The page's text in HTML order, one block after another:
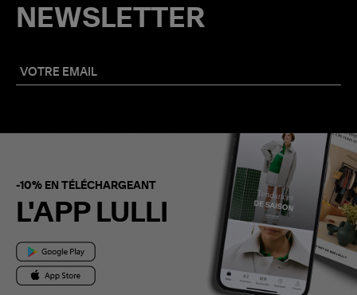
NEWSLETTER
-10% EN TÉLÉCHARGEANT
L'APP LULLI